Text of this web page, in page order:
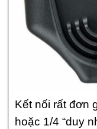
Kết nối rất đơn
hoặc 1/4 “duy